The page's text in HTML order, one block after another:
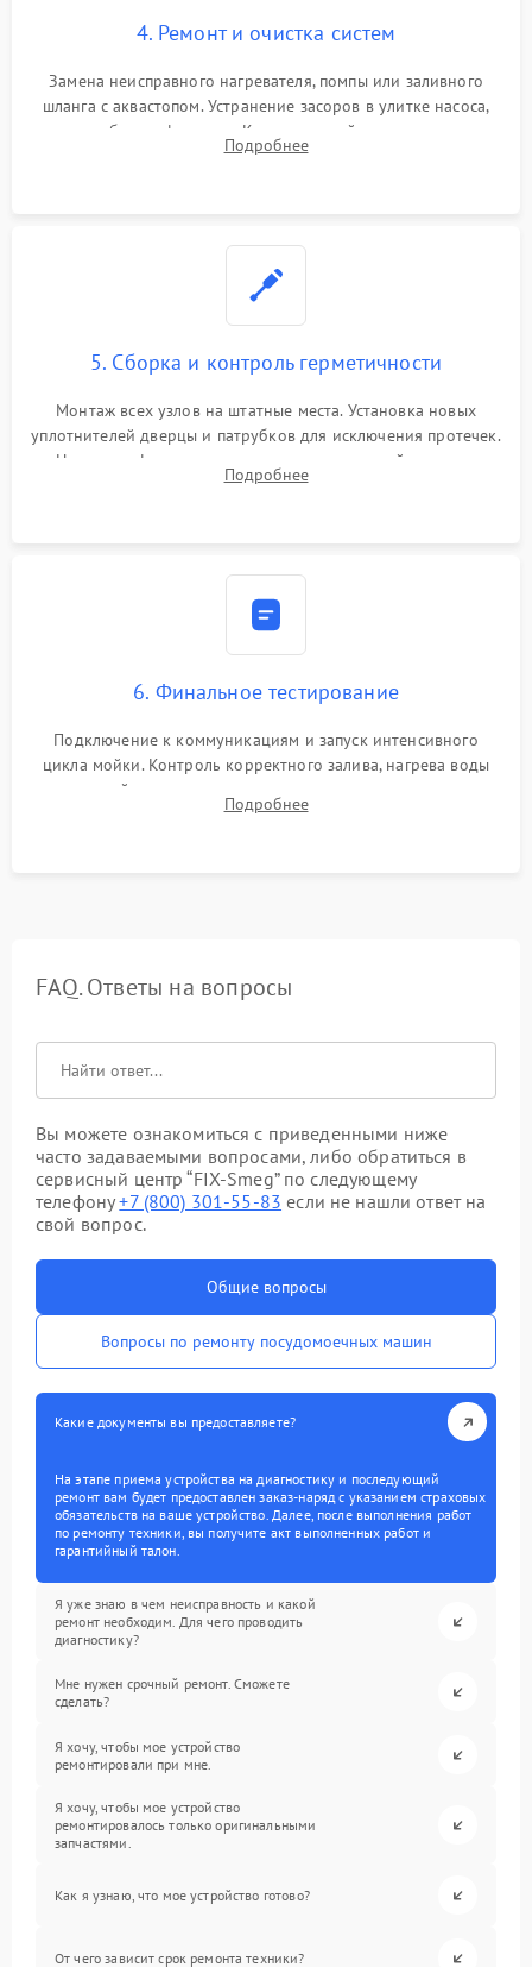
4. Ремонт и очистка систем
Замена неисправного нагревателя, помпы или заливного
шланга с аквастопом. Устранение засоров в улитке насоса,
патрубках и фильтрах. Компонентный ремонт платы
управления, восстановление поврежденной проводки.
Подробнее
5. Сборка и контроль герметичности
Монтаж всех узлов на штатные места. Установка новых
уплотнителей дверцы и патрубков для исключения протечек.
Надежная фиксация хомутов гидравлической системы,
сборка корпуса и установка датчика поплавка.
Подробнее
6. Финальное тестирование
Подключение к коммуникациям и запуск интенсивного
цикла мойки. Контроль корректного залива, нагрева воды
до нужной температуры, отсутствия посторонних шумов,
штатного слива и абсолютной сухости в поддоне.
Подробнее
FAQ. Ответы на вопросы
Вы можете ознакомиться с приведенными ниже
часто задаваемыми вопросами, либо обратиться в
сервисный центр “FIX-Smeg” по следующему
телефону+7 (800) 301-55-83 если не нашли ответ на
свой вопрос.
Общие вопросы
Вопросы по ремонту посудомоечных машин
Какие документы вы предоставляете?
На этапе приема устройства на диагностику и последующий
ремонт вам будет предоставлен заказ-наряд с указанием страховых
обязательств на ваше устройство. Далее, после выполнения работ
по ремонту техники, вы получите акт выполненных работ и
гарантийный талон.
Я уже знаю в чем неисправность и какой
ремонт необходим. Для чего проводить
диагностику?
Мне нужен срочный ремонт. Сможете
сделать?
Я хочу, чтобы мое устройство
ремонтировали при мне.
Я хочу, чтобы мое устройство
ремонтировалось только оригинальными
запчастями.
Как я узнаю, что мое устройство готово?
От чего зависит срок ремонта техники?